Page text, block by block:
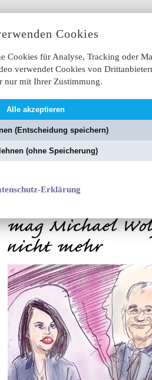
Cookies
Cookies für Analyse, Tracking oder
verwendet Cookies von
nur mit Ihrer Zustimmung.
Alle akzeptieren
(Entscheidung speichern)
(ohne Speicherung)
Erklärung